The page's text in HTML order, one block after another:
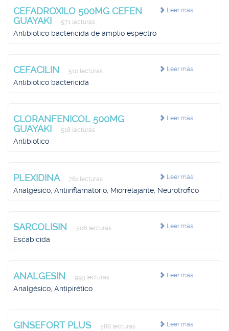
Leer más
CEFADROXILO 500MG CEFEN
GUAYAKI
571 lecturas
Antibiótico bactericida de amplio espectro
Leer más
CEFACILIN 510 lecturas
Antibiótico bactericida
Leer más
CLORANFENICOL 500MG
GUAYAKI
518 lecturas
Antibiótico
Leer más
PLEXIDINA 761 lecturas
Analgésico, Antiinflamatorio, Miorrelajante, Neurotrófico
Leer más
SARCOLISIN 506 lecturas
Escabicida
Leer más
ANALGESIN 993 lecturas
Analgésico, Antipirético
Leer más
GINSEFORT PLUS 588 lecturas